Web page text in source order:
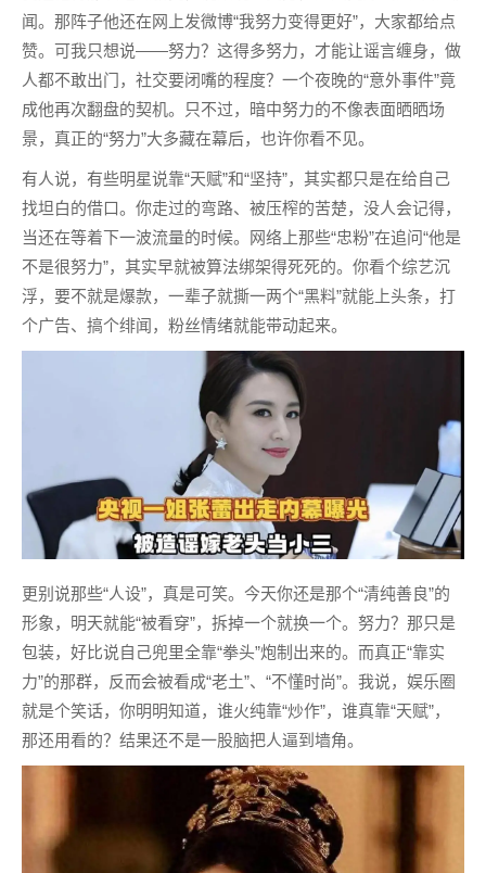
闻。那阵子他还在网上发微博“我努力变得更好”，大家都给点
赞。可我只想说——努力？这得多努力，才能让谣言缠身，做
人都不敢出门，社交要闭嘴的程度？一个夜晚的“意外事件”竟
成他再次翻盘的契机。只不过，暗中努力的不像表面晒晒场
景，真正的“努力”大多藏在幕后，也许你看不见。
有人说，有些明星说靠“天赋”和“坚持”，其实都只是在给自己
找坦白的借口。你走过的弯路、被压榨的苦楚，没人会记得，
当还在等着下一波流量的时候。网络上那些“忠粉”在追问“他是
不是很努力”，其实早就被算法绑架得死死的。你看个综艺沉
浮，要不就是爆款，一辈子就撕一两个“黑料”就能上头条，打
个广告、搞个绯闻，粉丝情绪就能带动起来。
更别说那些“人设”，真是可笑。今天你还是那个“清纯善良”的
形象，明天就能“被看穿”，拆掉一个就换一个。努力？那只是
包装，好比说自己兜里全靠“拳头”炮制出来的。而真正“靠实
力”的那群，反而会被看成“老土”、“不懂时尚”。我说，娱乐圈
就是个笑话，你明明知道，谁火纯靠“炒作”，谁真靠“天赋”，
那还用看的？结果还不是一股脑把人逼到墙角。